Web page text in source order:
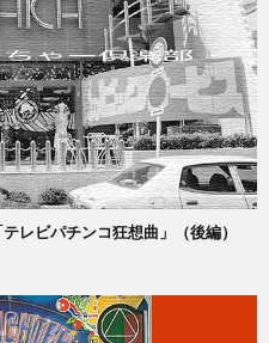
レビパチンコ狂想曲」（後編）